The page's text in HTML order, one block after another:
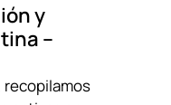
y
–
recopilamos